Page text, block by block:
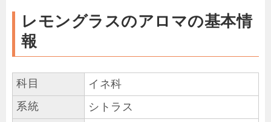
レモングラスのアロマの基本情
報
科目
イネ科
系統
シトラス